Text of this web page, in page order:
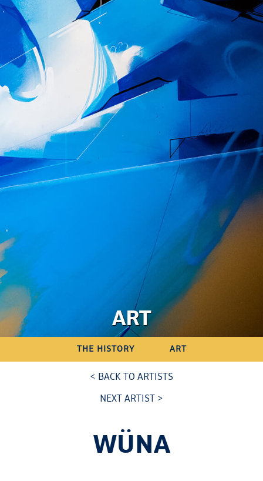
ART
THE HISTORY ART
< BACK TO ARTISTS
NEXT ARTIST >
WÜNA